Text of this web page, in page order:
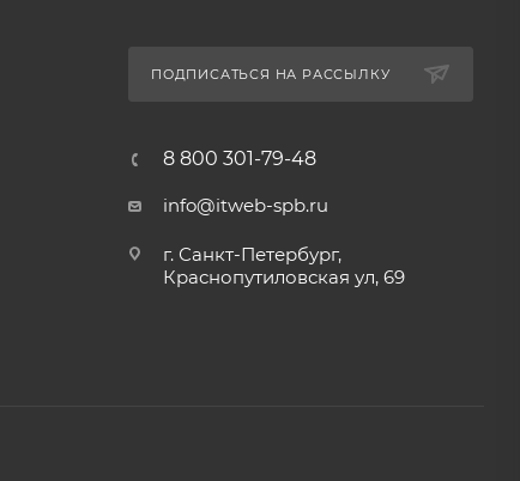
ПОДПИСАТЬСЯ НА РАССЫЛКУ
8 800 301-79-48
info@itweb-spb.ru
г. Санкт-Петербург,
Краснопутиловская ул, 69